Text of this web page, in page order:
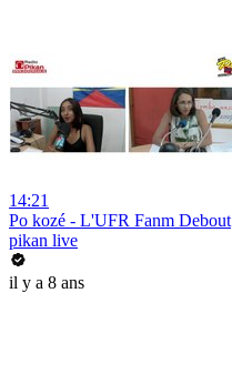
14:21
Po kozé - L'UFR Fanm Debout
pikan live
il y a 8 ans